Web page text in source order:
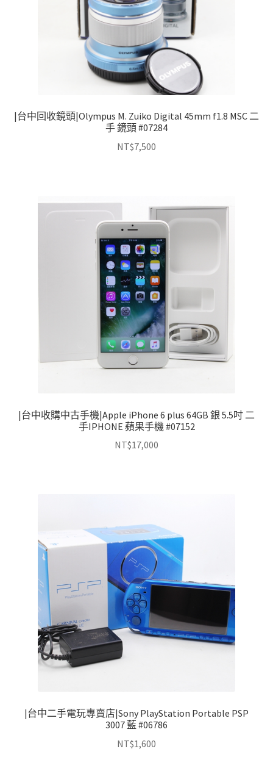
|台中回收鏡頭|Olympus M. Zuiko Digital 45mm f1.8 MSC 二
手 鏡頭 #07284
NT$7,500
|台中收購中古手機|Apple iPhone 6 plus 64GB 銀 5.5吋 二
手IPHONE 蘋果手機 #07152
NT$17,000
|台中二手電玩專賣店|Sony PlayStation Portable PSP
3007 藍 #06786
NT$1,600